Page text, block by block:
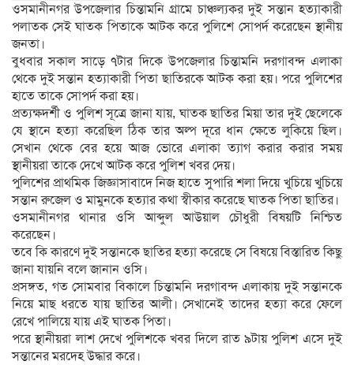
ওসমানীনগর উপজেলার চিন্তামনি গ্রামে চাঞ্চল্যকর দুই সন্তান হত্যাকারী
পলাতক সেই ঘাতক পিতাকে আটক করে পুলিশে সোপর্দ করেছেন স্থানীয়
জনতা।
বুধবার সকাল সাড়ে ৭টার দিকে উপজেলার চিন্তামনি দরগাবন্দ এলাকা
থেকে দুই সন্তান হত্যাকারী পিতা ছাতিরকে আটক করা হয়। পরে পুলিশের
হাতে তাকে সোপর্দ করা হয়।
প্রত্যক্ষদর্শী ও পুলিশ সূত্রে জানা যায়, ঘাতক ছাতির মিয়া তার দুই ছেলেকে
যে স্থানে হত্যা করেছিল ঠিক তার অল্প দূরে ধান ক্ষেতে লুকিয়ে ছিল।
সেখান থেকে বের হয়ে আজ ভোরে এলাকা ত্যাগ করার করার সময়
স্থানীয়রা তাকে দেখে আটক করে পুলিশ খবর দেয়।
পুলিশের প্রাথমিক জিজ্ঞাসাবাদে নিজ হাতে সুপারি শলা দিয়ে খুচিয়ে খুচিয়ে
সন্তান রুজেল ও মামুনকে হত্যার কথা স্বীকার করেছে ঘাতক পিতা ছাতির।
ওসমানীনগর থানার ওসি আব্দুল আউয়াল চৌধুরী বিষয়টি নিশ্চিত
করেছেন।
তবে কি কারণে দুই সন্তানকে ছাতির হত্যা করেছে সে বিষয়ে বিস্তারিত কিছু
জানা যায়নি বলে জানান ওসি।
প্রসঙ্গত, গত সোমবার বিকালে চিন্তামনি দরগাবন্দ এলাকায় দুই সন্তানকে
নিয়ে মাছ ধরতে যায় ছাতির আলী। সেখানেই তাদের হত্যা করে ফেলে
রেখে পালিয়ে যায় এই ঘাতক পিতা।
পরে স্থানীয়রা লাশ দেখে পুলিশকে খবর দিলে রাত ৯টায় পুলিশ এসে দুই
সন্তানের মরদেহ উদ্ধার করে।